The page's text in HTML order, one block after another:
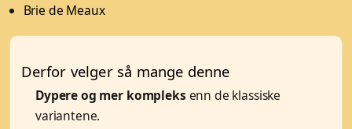
Brie de Meaux
Derfor velger så mange denne
Dypere og mer kompleks enn de klassiske
variantene.